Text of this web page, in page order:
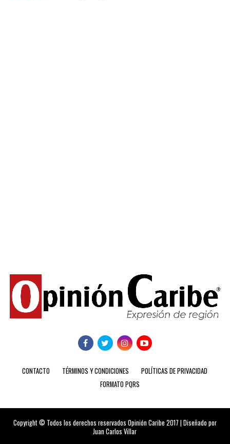
CONTACTO TÉRMINOS Y CONDICIONES
POLÍTICAS DE PRIVACIDAD
FORMATO PQRS
Copyright © Todos los derechos reservados Opinión Caribe 2017 | Diseñado por
Juan Carlos Villar